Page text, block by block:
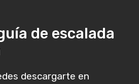
de escalada
descargarte en